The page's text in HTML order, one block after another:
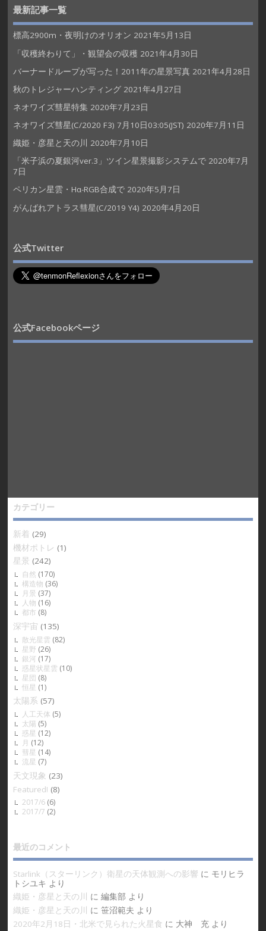
最新記事一覧
標高2900m・夜明けのオリオン 2021年5月13日
「収穫終わりて」・観望会の収穫 2021年4月30日
バーナードループが写った！2011年の星景写真 2021年4月28日
秋のトレジャーハンティング 2021年4月27日
ネオワイズ彗星特集 2020年7月23日
ネオワイズ彗星(C/2020 F3) 7月10日03:05(JST) 2020年7月11日
織姫・彦星と天の川 2020年7月10日
「米子浜の夏銀河ver.3」ツイン星景撮影システムで 2020年7月
7日
ペリカン星雲・Hα-RGB合成で 2020年5月7日
がんばれアトラス彗星(C/2019 Y4) 2020年4月20日
公式Twitter
公式Facebookページ
カテゴリー
新着 (29)
機材ポトレ (1)
星景 (242)
自然 (170)
構造物 (36)
月景 (37)
人物 (16)
都市 (8)
深宇宙 (135)
散光星雲 (82)
星野 (26)
銀河 (17)
惑星状星雲 (10)
星団 (8)
恒星 (1)
太陽系 (57)
人工天体 (5)
太陽 (5)
惑星 (12)
月 (12)
彗星 (14)
流星 (7)
天文現象 (23)
Featured! (8)
2017/6(6)
2017/7 (2)
最近のコメント
Starlink（スターリンク）衛星の天体観測への影響 に モリヒラ
トシユキ より
織姫・彦星と天の川
に 編集部 より
織姫・彦星と天の川
に 笹沼範夫 より
2020年2月18日・北米で見られた火星食 に 大神 充より